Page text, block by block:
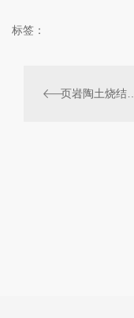
标签：
页岩陶土烧结砖工厂: 带动地方经济增长的重要支柱